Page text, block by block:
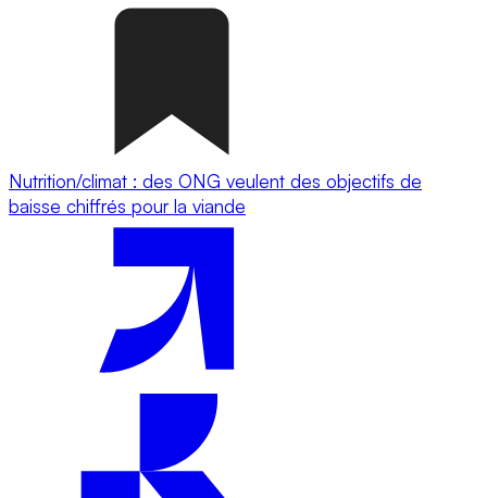
Nutrition/climat : des ONG veulent des objectifs de
baisse chiffrés pour la viande